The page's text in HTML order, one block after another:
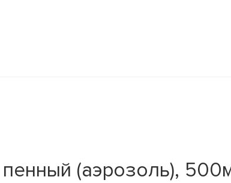
(аэрозоль),